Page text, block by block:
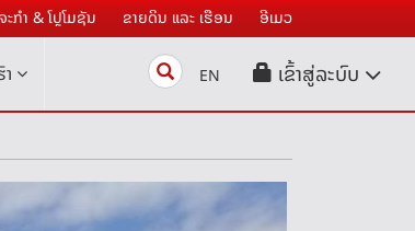
ກໍາ & ໂປຼໂມຊັນ ຂາຍດິນ ແລະ ເຮືອນ ອີເມວ
Search EN ເຂົ້າສູ່ລະບົບ
Next